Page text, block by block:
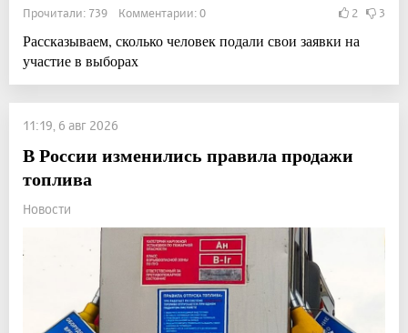
Прочитали: 739 Комментарии: 0 2 3
Рассказываем, сколько человек подали свои заявки на
участие в выборах
11:19, 6 авг 2026
В России изменились правила продажи
топлива
Новости